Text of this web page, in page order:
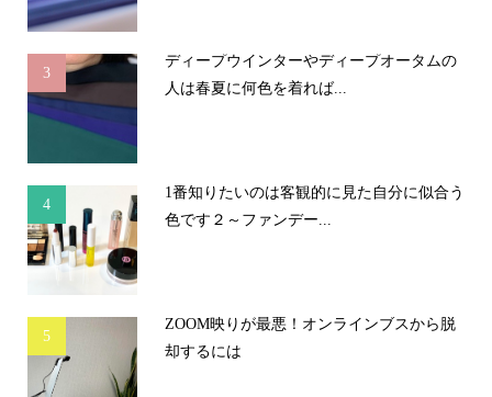
3
ディープウインターやディープオータムの
人は春夏に何色を着れば...
4
1番知りたいのは客観的に見た自分に似合う
色です２～ファンデー...
5
ZOOM映りが最悪！オンラインブスから脱
却するには